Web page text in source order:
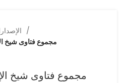
مجموع فتاوى شيخ
مجموع فتاوى شيخ